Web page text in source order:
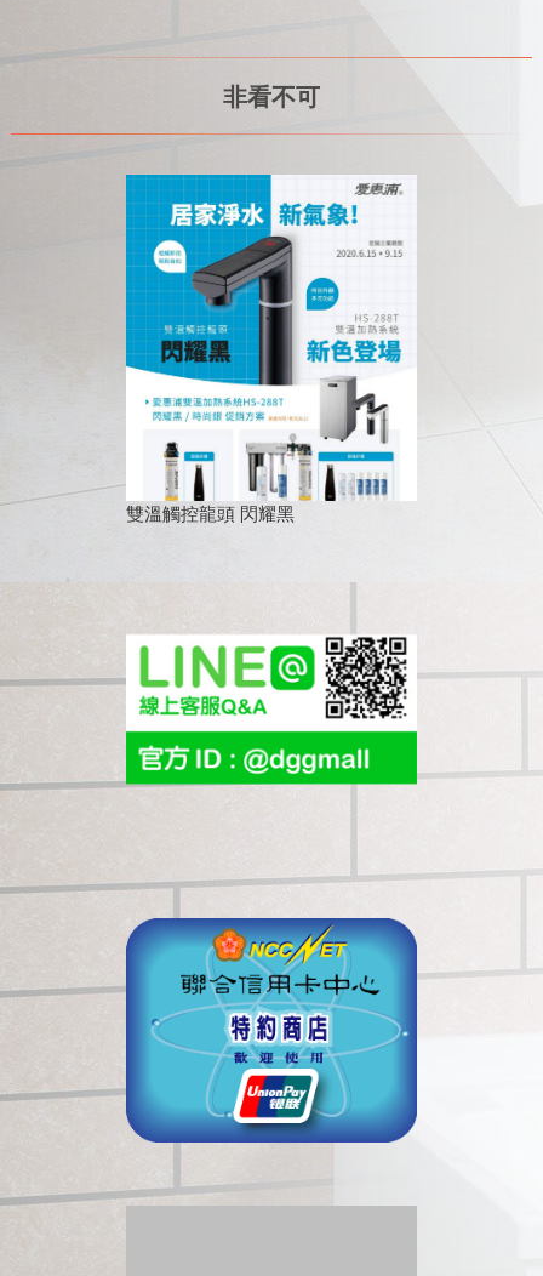
非看不可
雙溫觸控龍頭 閃耀黑